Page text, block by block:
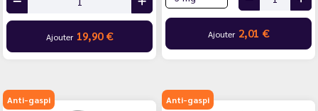
Ajouter 19,90 € Ajouter 2,01 €
Anti-gaspi Anti-gaspi